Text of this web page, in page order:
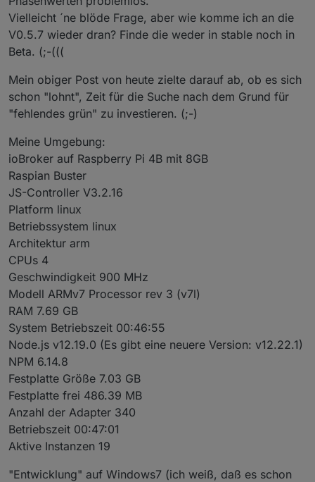
vorsichtshalber die v0.5.7 komplett deinstallieren
(Adapter Papierkorb) und dann die v0.6.x aus dem
Latest repo frisch installieren. Merke Dir aber vorher
Falls die Probleme wider Erwarten mit der v0.6.x auch
auftreten, melde es bitte hier (dann wenn möglich mit
Info zu Deiner Umgebung: Versionen von js-
controller, nodejs , sma-em; SMA-Komponenten und
Deinem Netzwerk (Switches mit IGMP, Router,
VLANs); etc. )
Vielleicht ´ne blöde Frage, aber wie komme ich an die
V0.5.7 wieder dran? Finde die weder in stable noch in
Beta. (;-(((
Mein obiger Post von heute zielte darauf ab, ob es sich
schon "lohnt", Zeit für die Suche nach dem Grund für
"fehlendes grün" zu investieren. (;-)
Meine Umgebung:
ioBroker auf Raspberry Pi 4B mit 8GB
Raspian Buster
JS-Controller V3.2.16
Platform linux
Betriebssystem linux
Architektur arm
CPUs 4
Geschwindigkeit 900 MHz
Modell ARMv7 Processor rev 3 (v7l)
RAM 7.69 GB
System Betriebszeit 00:46:55
Node.js v12.19.0 (Es gibt eine neuere Version: v12.22.1)
NPM 6.14.8
Festplatte Größe 7.03 GB
Festplatte frei 486.39 MB
Anzahl der Adapter 340
Betriebszeit 00:47:01
Aktive Instanzen 19
"Entwicklung" auf Windows7 (ich weiß, daß es schon